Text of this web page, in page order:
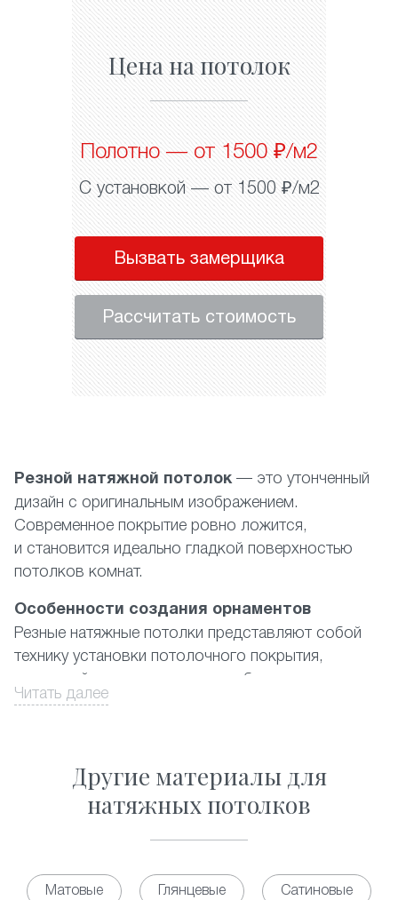
Цена на потолок
Полотно — от 1500 ₽/м2
С установкой — от 1500 ₽/м2
Вызвать замерщика
Рассчитать стоимость
Резной натяжной потолок — это утонченный
дизайн с оригинальным изображением.
Современное покрытие ровно ложится,
и становится идеально гладкой поверхностью
потолков комнат.
Особенности создания орнаментов
Резные натяжные потолки представляют собой
технику установки потолочного покрытия,
в которой используются два и более полотна
ПВХ-материала, где наружный имеет
из дополняющих друг друга цветов. Орнамент
правильных геометрических фигур разных
размеров. Существующий на данный момент
из них, а также ответ на вопрос, сколько стоит
Читать далее
Другие материалы для
натяжных потолков
Матовые Глянцевые Сатиновые